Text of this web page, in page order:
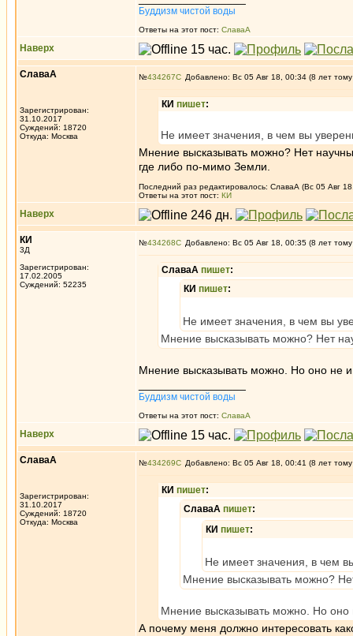
Буддизм чистой воды
Ответы на этот пост: СлаваА
Наверх
СлаваА
Зарегистрирован:
31.10.2017
Суждений: 18720
Откуда: Москва
№434267 Добавлено: Вс 05 Авг 18, 00:34 (8 лет
КИ пишет:
Не имеет значения, в чем вы
Мнение высказывать можно? Нет
где либо по-мимо Земли.
Последний раз редактировалось: СлаваА (Вс 05 Авг
Ответы на этот пост: КИ
Наверх
КИ
3Д
Зарегистрирован:
17.02.2005
Суждений: 52235
№434268 Добавлено: Вс 05 Авг 18, 00:35 (8 лет
СлаваА пишет:
КИ пишет:
Не имеет значения, в чем вы
Мнение высказывать можно? Нет
Мнение высказывать можно. Но оно не
Буддизм чистой воды
Ответы на этот пост: СлаваА
Наверх
СлаваА
Зарегистрирован:
31.10.2017
Суждений: 18720
Откуда: Москва
№434269 Добавлено: Вс 05 Авг 18, 00:41 (8 лет
КИ пишет:
СлаваА пишет:
КИ пишет:
Не имеет значения, в чем
Мнение высказывать можно?
Мнение высказывать можно. Но оно
А почему меня должно интересовать